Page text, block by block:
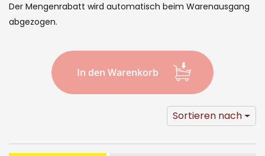
Der Mengenrabatt wird automatisch beim Warenausgang
abgezogen.
In den Warenkorb
Sortieren nach
Gruppiert